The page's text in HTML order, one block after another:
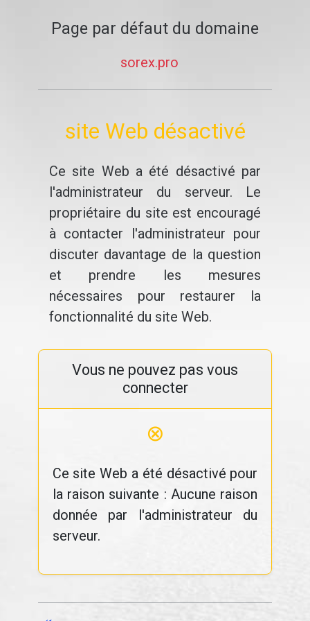
Page par défaut du domaine
sorex.pro
site Web désactivé
Ce site Web a été désactivé par
l'administrateur du serveur. Le
propriétaire du site est encouragé
à contacter l'administrateur pour
discuter davantage de la question
et prendre les mesures
nécessaires pour restaurer la
fonctionnalité du site Web.
Vous ne pouvez pas vous
connecter
⊗
Ce site Web a été désactivé pour
la raison suivante : Aucune raison
donnée par l'administrateur du
serveur.